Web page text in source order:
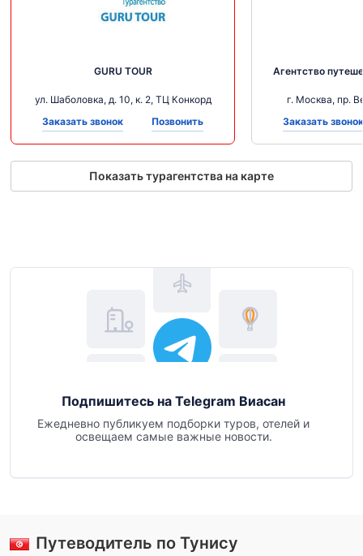
GURU TOUR
ул. Шаболовка, д. 10, к. 2, ТЦ Конкорд
Заказать звонок
Позвонить
Агентство
г. Москва, пр.
Заказать звонок
Показать турагентства на карте
Подпишитесь на Telegram Виасан
Ежедневно публикуем подборки туров, отелей и
освещаем самые важные новости.
Путеводитель по Тунису